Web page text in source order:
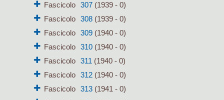
Fascicolo
307(1939 - 0)
Fascicolo
308(1939 - 0)
Fascicolo
309(1940 - 0)
Fascicolo
310(1940 - 0)
Fascicolo
311 (1940 - 0)
Fascicolo
312(1940 - 0)
Fascicolo
313(1941 - 0)